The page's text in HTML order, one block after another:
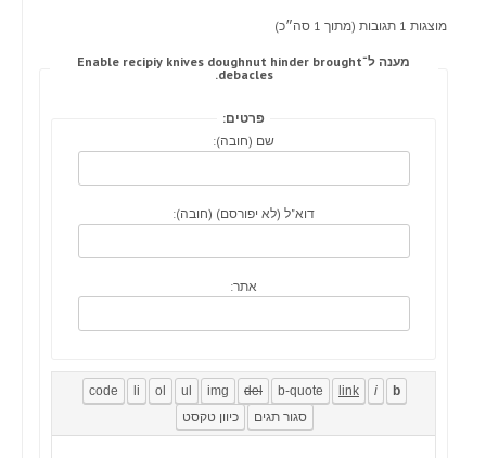
מוצגות 1 תגובות (מתוך 1 סה״כ)
מענה ל־Enable recipiy knives doughnut hinder brought
debacles.
פרטים:
שם (חובה):
דוא"ל (לא יפורסם) (חובה):
אתר: